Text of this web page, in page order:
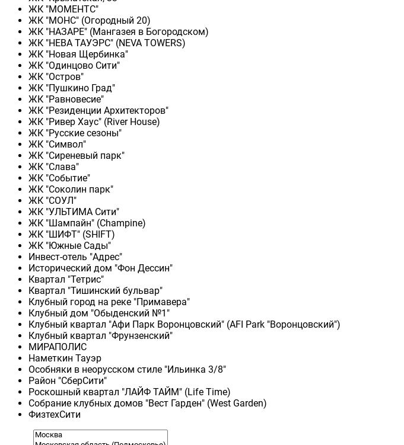
ЖК "МОМЕНТС"
ЖК "МОНС" (Огородный 20)
ЖК "НАЗАРЕ" (Мангазея в Богородском)
ЖК "НЕВА ТАУЭРС" (NEVA TOWERS)
ЖК "Новая Щербинка"
ЖК "Одинцово Сити"
ЖК "Остров"
ЖК "Пушкино Град"
ЖК "Равновесие"
ЖК "Резиденции Архитекторов"
ЖК "Ривер Хаус" (River Нouse)
ЖК "Русские сезоны"
ЖК "Символ"
ЖК "Сиреневый парк"
ЖК "Слава"
ЖК "Событие"
ЖК "Соколин парк"
ЖК "СОУЛ"
ЖК "УЛЬТИМА Сити"
ЖК "Шампайн" (Champine)
ЖК "ШИФТ" (SHIFT)
ЖК "Южные Сады"
Инвест-отель "Адрес"
Исторический дом "Фон Дессин"
Квартал "Тетрис"
Квартал "Тишинский бульвар"
Клубный город на реке "Примавера"
Клубный дом "Обыденский №1"
Клубный квартал "Афи Парк Воронцовский" (AFI Park "Воронцовский")
Клубный квартал "Фрунзенский"
МИРАПОЛИС
Наметкин Тауэр
Особняки в неорусском стиле "Ильинка 3/8"
Район "СберСити"
Роскошный квартал "ЛАЙФ ТАЙМ" (Life Time)
Собрание клубных домов "Вест Гарден" (West Garden)
ФизтехСити